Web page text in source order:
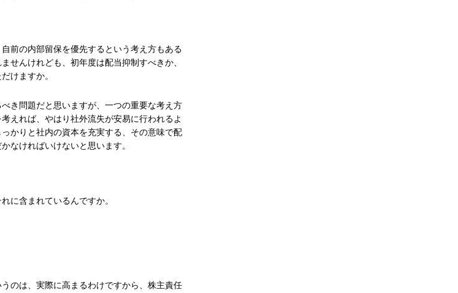
前の内部留保を優先するという考え方もある
せんけれども、初年度は配当抑制すべきか、
けますか。
き問題だと思いますが、一つの重要な考え方
えれば、やはり社外流失が安易に行われるよ
かりと社内の資本を充実する、その意味で配
なければいけないと思います。
に含まれているんですか。
のは、実際に高まるわけですから、株主責任